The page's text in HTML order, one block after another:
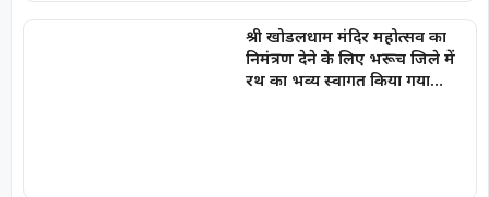
श्री खोडलधाम मंदिर महोत्सव का
निमंत्रण देने के लिए भरूच जिले में
रथ का भव्य स्वागत किया गया…